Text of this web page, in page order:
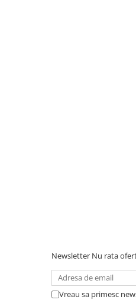
Ventile liniare
Ventile electromagnetice
Newsletter Nu rata
Vreau sa primesc